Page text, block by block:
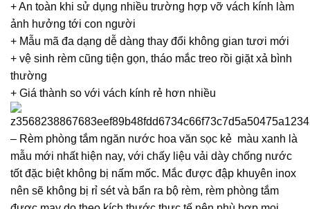
+ An toàn khi sử dụng nhiều trường hợp vỡ vách kính làm
ảnh hưởng tới con người
+ Mẫu mã đa dạng dễ dàng thay đổi không gian tươi mới
+ vệ sinh rèm cũng tiện gọn, tháo mắc treo rồi giặt xả bình
thường
+ Giá thành so với vách kính rẻ hơn nhiều
– Rèm phòng tắm ngăn nước hoa văn sọc kẻ màu xanh là
mẫu mới nhất hiện nay, với chấy liệu vải dày chống nước
tốt đặc biệt không bị nấm mốc. Mắc được đập khuyên inox
nên sẽ không bị rỉ sét và bẩn ra bộ rèm, rèm phòng tắm